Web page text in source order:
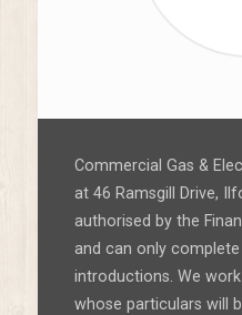
Commercial Gas &
at 46 Ramsgill Drive,
authorised by the
and can only
introductions. We
whose particulars will